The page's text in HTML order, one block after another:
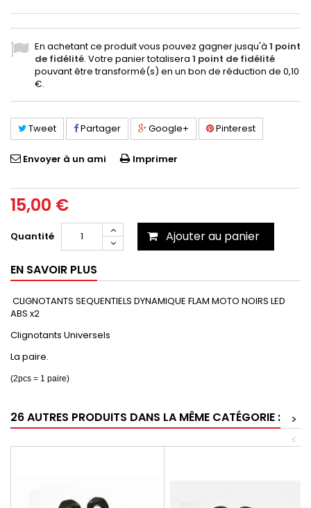
En achetant ce produit vous pouvez gagner jusqu'à 1 point
de fidélité. Votre panier totalisera 1 point de fidélité
pouvant être transformé(s) en un bon de réduction de 0,10
€.
Tweet Partager Google+ Pinterest
Envoyer à un ami Imprimer
15,00 €
Quantité Ajouter au panier
EN SAVOIR PLUS
CLIGNOTANTS SEQUENTIELS DYNAMIQUE FLAM MOTO NOIRS LED
ABS x2
Clignotants Universels
La paire.
(2pcs = 1 paire)
26 AUTRES PRODUITS DANS LA MÊME CATÉGORIE :
>
<